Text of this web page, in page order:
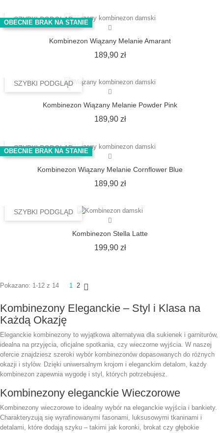
SZYBKI PODGLĄD
OBECNIE BRAK NA STANIE
Kombinezon Wiązany Melanie Amarant
189,90 złCena
SZYBKI PODGLĄD
Kombinezon Wiązany Melanie Powder Pink
189,90 złCena
SZYBKI PODGLĄD
OBECNIE BRAK NA STANIE
Kombinezon Wiązany Melanie Cornflower Blue
189,90 złCena
SZYBKI PODGLĄD
Kombinezon Stella Latte
199,90 złCena
Pokazano: 1-12 z 14 1 2 
Kombinezony Eleganckie – Styl i Klasa na
Każdą Okazję
Eleganckie kombinezony to wyjątkowa alternatywa dla sukienek i garniturów,
idealna na przyjęcia, oficjalne spotkania, czy wieczorne wyjścia. W naszej
ofercie znajdziesz szeroki wybór kombinezonów dopasowanych do różnych
okazji i stylów. Dzięki uniwersalnym krojom i eleganckim detalom, każdy
kombinezon zapewnia wygodę i styl, których potrzebujesz.
Kombinezony eleganckie Wieczorowe
Kombinezony wieczorowe to idealny wybór na eleganckie wyjścia i bankiety.
Charakteryzują się wyrafinowanymi fasonami, luksusowymi tkaninami i
detalami, które dodają szyku – takimi jak koronki, brokat czy głębokie